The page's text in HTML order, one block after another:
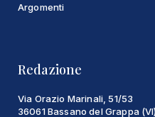
Argomenti
Redazione
Via Orazio Marinali, 51/53
36061 Bassano del Grappa (VI)